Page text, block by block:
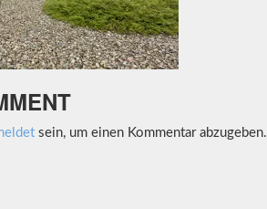
sein, um einen Kommentar abzugeben.